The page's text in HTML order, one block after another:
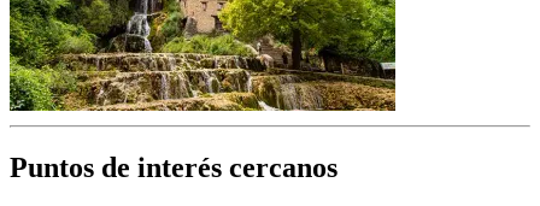
Puntos de interés cercanos